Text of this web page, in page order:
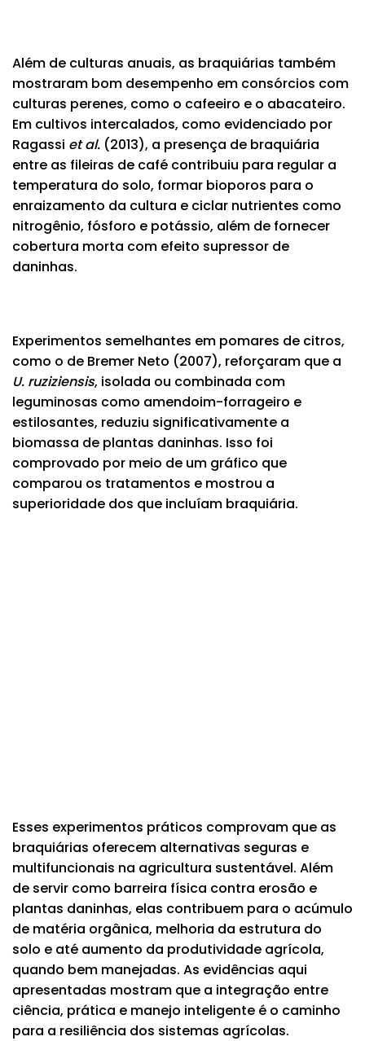
Além de culturas anuais, as braquiárias também
mostraram bom desempenho em consórcios com
culturas perenes, como o cafeeiro e o abacateiro.
Em cultivos intercalados, como evidenciado por
Ragassi et al. (2013), a presença de braquiária
entre as fileiras de café contribuiu para regular a
temperatura do solo, formar bioporos para o
enraizamento da cultura e ciclar nutrientes como
nitrogênio, fósforo e potássio, além de fornecer
cobertura morta com efeito supressor de
daninhas.
Experimentos semelhantes em pomares de citros,
como o de Bremer Neto (2007), reforçaram que a
U. ruziziensis, isolada ou combinada com
leguminosas como amendoim-forrageiro e
estilosantes, reduziu significativamente a
biomassa de plantas daninhas. Isso foi
comprovado por meio de um gráfico que
comparou os tratamentos e mostrou a
superioridade dos que incluíam braquiária.
Esses experimentos práticos comprovam que as
braquiárias oferecem alternativas seguras e
multifuncionais na agricultura sustentável. Além
de servir como barreira física contra erosão e
plantas daninhas, elas contribuem para o acúmulo
de matéria orgânica, melhoria da estrutura do
solo e até aumento da produtividade agrícola,
quando bem manejadas. As evidências aqui
apresentadas mostram que a integração entre
ciência, prática e manejo inteligente é o caminho
para a resiliência dos sistemas agrícolas.